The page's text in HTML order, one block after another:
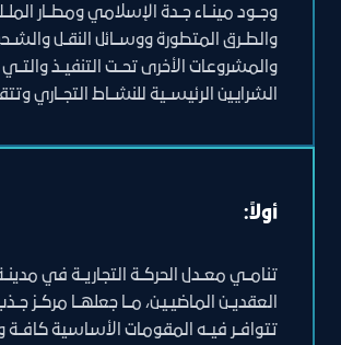
وجــود مينــاء جــدة الإسلامي ومطــار
والطــرق المتطورة ووســائل النقــل
والمشروعات الأخرى تحــت التنفيــذ
الشرايين الرئيســية للنشــاط التجــاري
أولاً:
تنامــي معــدل الحركــة التجاريــة في
العقديــن الماضيـيـن، مــا جعلهــا مركــز
تتوافــر فيــه المقومات الأساسية كافــة